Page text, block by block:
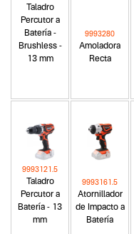
Taladro
Percutor a
Batería -
Brushless -
13 mm
Amoladora
Recta
9993280
Taladro
Percutor a
Batería - 13
mm
9993121.5
Atornillador
de Impacto a
Batería
9993161.5